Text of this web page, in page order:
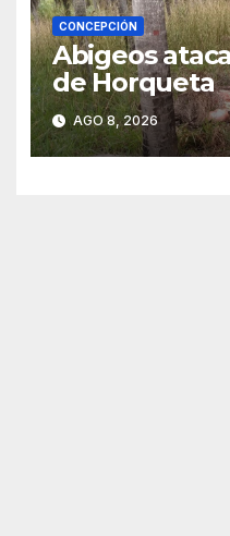
CONCEPCIÓN
Abigeos
de Horqueta
AGO 8, 2026